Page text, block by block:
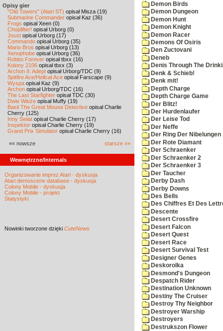
Opisy gier
"Old Towers" (Atari ST) opisał Misza (19)
Submarine Commander opisał Kaz (36)
Frogs opisał Xeen (0)
Choplifter! opisał Urborg (0)
Joust opisał Urborg (17)
Commando opisał Urborg (35)
Mario Bros opisał Urborg (13)
Xenophobe opisał Urborg (36)
Robbo Forever opisał tbxx (16)
Kolony 2106 opisał tbxx (3)
Archon II: Adept opisał Urborg/TDC (9)
Spitfire Ace/Hellcat Ace opisał Farscape (9)
Wyspa opisał Kaz (9)
Archon opisał Urborg/TDC (16)
The Last Starfighter opisał TDC (30)
Dwie Wieże opisał Muffy (19)
Basil The Great Mouse Detective opisał Charlie
Cherry (125)
Inny Świat opisał Charlie Cherry (17)
Inspektor opisał Charlie Cherry (19)
Grand Prix Simulator opisał Charlie Cherry (16)
«« nowsze starsze »»
Wewnętrzne/Internals
Organizowanie imprez Atari - dyskusja
Atari demoscene database - dyskusja
Colony Mobile - dyskusja
Colony Mobile - projekt
Statystyki
Nowinki tworzone dzięki CuteNews
Demon Birds
Demon Dungeon
Demon Hunt
Demon Knight
Demon Racer
Demons Of Osiris
Den Zuctovani
Deneb
Denis Through The
Denk & Schieb!
Denk mit!
Depth Charge
Depth Charge Game
Der Blitz!
Der Hurdenlaufer
Der Leise Tod
Der Neffe
Der Ring Der Nibelungen
Der Rote Diamant
Der Schraenker
Der Schraenker 2
Der Schraenker 3
Der Taucher
Derby Dash
Derby Downs
Des Bells
Des Chiffres Et Des
Descente
Desert Crossfire
Desert Falcon
Desert Quest
Desert Race
Desert Survival Test
Designer Genes
Deskorolka
Desmond's Dungeon
Despatch Rider
Destination Unknown
Destiny The Cruiser
Destroy Thy Neighbor
Destroyer Warship
Destroyers
Destrukszon Flower